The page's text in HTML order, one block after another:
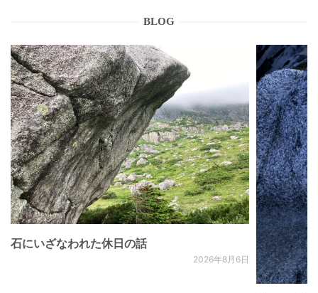
BLOG
石にいざなわれた休日の話
2026年8月6日